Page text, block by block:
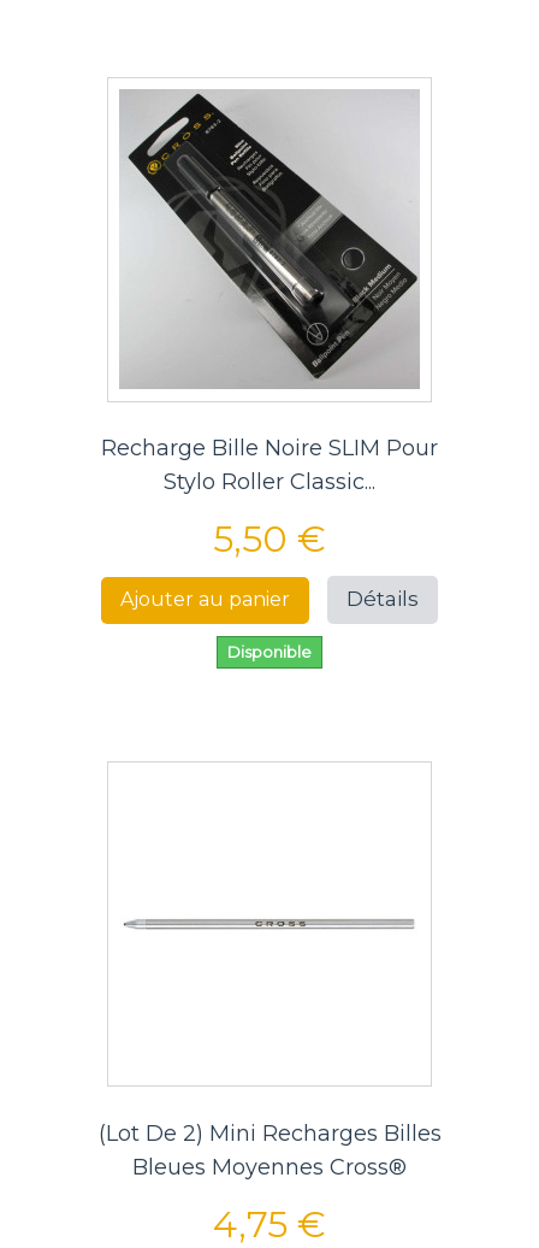
Recharge Bille Noire SLIM Pour
Stylo Roller Classic...
5,50 €
Ajouter au panier Détails
Disponible
(Lot De 2) Mini Recharges Billes
Bleues Moyennes Cross®
4,75 €